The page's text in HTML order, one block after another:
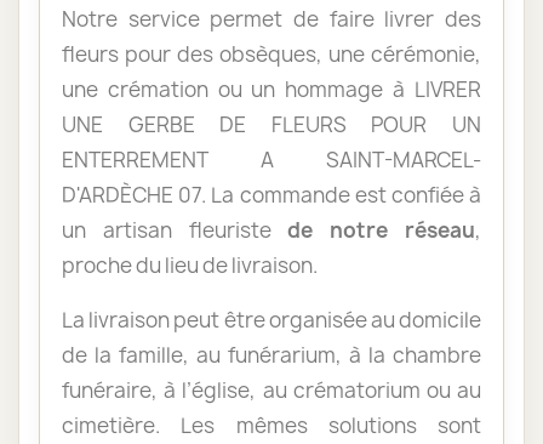
Notre service permet de faire livrer des
fleurs pour des obsèques, une cérémonie,
une crémation ou un hommage à LIVRER
UNE GERBE DE FLEURS POUR UN
ENTERREMENT A SAINT-MARCEL-
D'ARDÈCHE 07. La commande est confiée à
un artisan fleuristede notre réseau,
proche du lieu de livraison.
La livraison peut être organisée au domicile
de la famille, au funérarium, à la chambre
funéraire, à l’église, au crématorium ou au
cimetière. Les mêmes solutions sont